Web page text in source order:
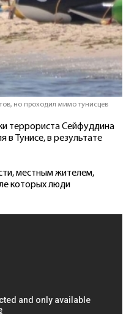
но проходил мимо тунисцев
террориста Сейфуддина
в Тунисе, в результате
местным жителем,
которых люди